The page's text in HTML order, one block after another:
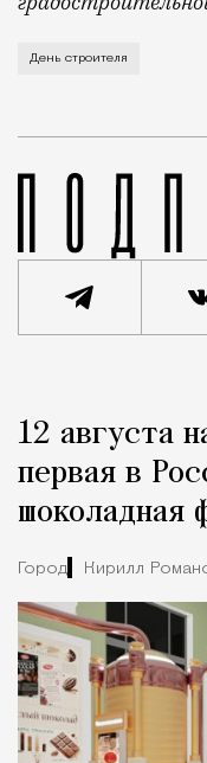
В этом году
День строителя
Город
12 августа
первая в
шоколадная
Город Кирилл